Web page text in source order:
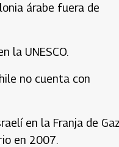
árabe fuera de
la UNESCO.
no cuenta con
en la Franja de
en 2007.